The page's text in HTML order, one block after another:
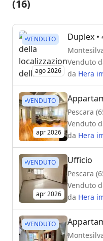
(16)
VENDUTO
ago 2026
Duplex
Venduto
da Hera
VENDUTO
apr 2026
Pescara
Venduto
da Hera
VENDUTO
apr 2026
Ufficio
Pescara
Venduto
da Hera
VENDUTO